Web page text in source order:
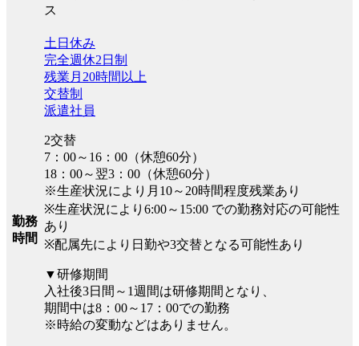
ス
勤務
時間
土日休み
完全週休2日制
残業月20時間以上
交替制
派遣社員
2交替
7：00～16：00（休憩60分）
18：00～翌3：00（休憩60分）
※生産状況により月10～20時間程度残業あり
※生産状況により6:00～15:00 での勤務対応の可能性
あり
※配属先により日勤や3交替となる可能性あり
▼研修期間
入社後3日間～1週間は研修期間となり、
期間中は8：00～17：00での勤務
※時給の変動などはありません。